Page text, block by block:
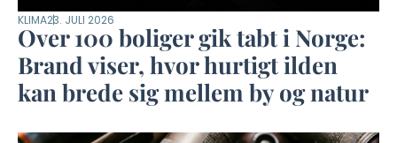
KLIMA23. JULI 2026
Over 100 boliger gik tabt i Norge:
Brand viser, hvor hurtigt ilden
kan brede sig mellem by og natur